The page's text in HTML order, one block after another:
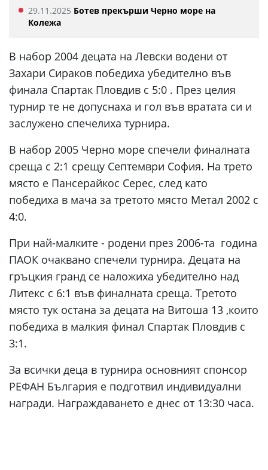
29.11.2025 Ботев прекърши Черно море на
Колежа
В набор 2004 децата на Левски водени от
Захари Сираков победиха убедително във
финала Спартак Пловдив с 5:0 . През целия
турнир те не допуснаха и гол във вратата си и
заслужено спечелиха турнира.
В набор 2005 Черно море спечели финалната
среща с 2:1 срещу Септември София. На трето
място е Пансерайкос Серес, след като
победиха в мача за третото място Метал 2002 с
4:0.
При най-малките - родени през 2006-та година
ПАОК очаквано спечели турнира. Децата на
гръцкия гранд се наложиха убедително над
Литекс с 6:1 във финалната среща. Третото
място тук остана за децата на Витоша 13 ,които
победиха в малкия финал Спартак Пловдив с
3:1.
За всички деца в турнира основният спонсор
РЕФАН България е подготвил индивидуални
награди. Награждаването е днес от 13:30 часа.